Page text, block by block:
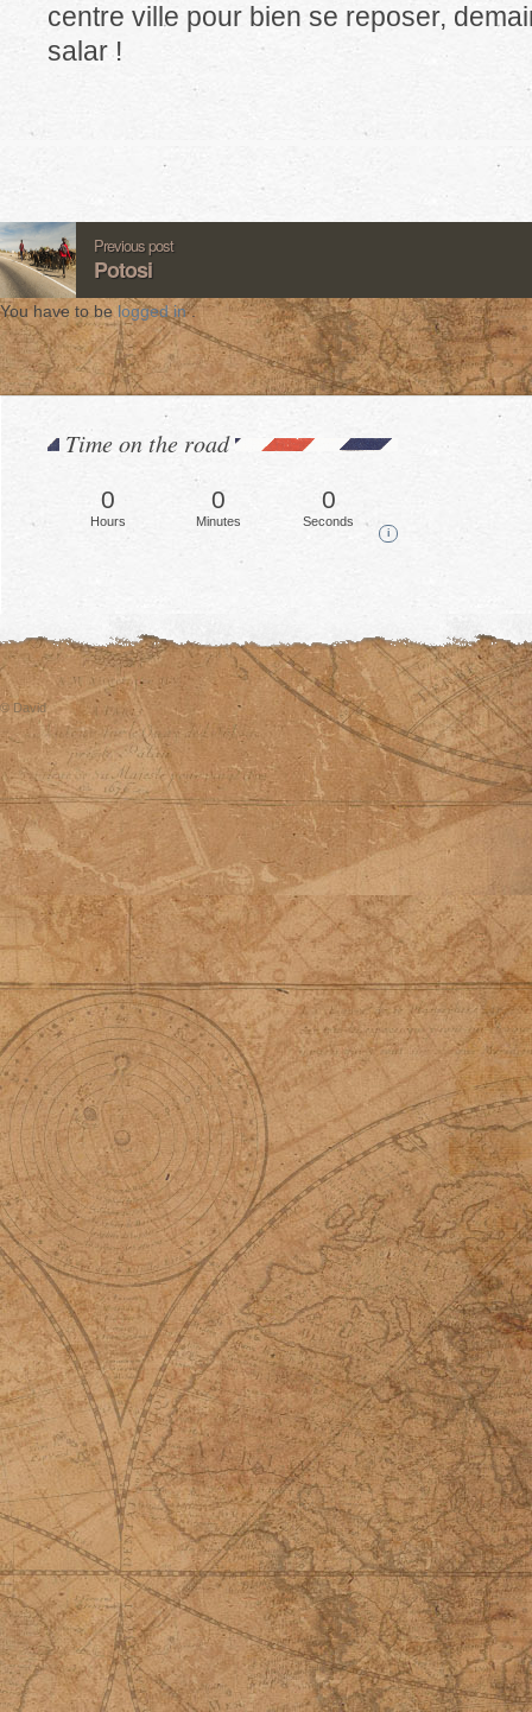
centre ville pour bien se reposer,
salar !
Previous post
Potosi
You have to be logged in.
Time on the road
0
Hours
0
Minutes
0
Seconds
i
© David